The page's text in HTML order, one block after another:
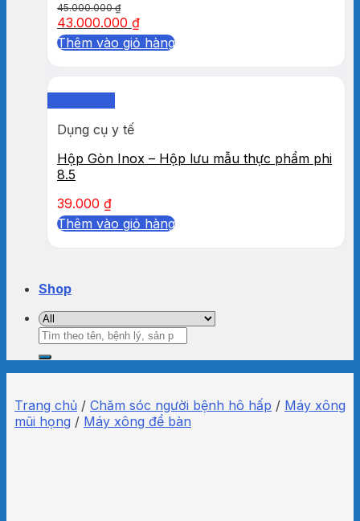
45.000.000₫
43.000.000 ₫
Thêm vào giỏ hàng
Dụng cụ y tế
Hộp Gòn Inox – Hộp lưu mẫu thực phẩm phi
8.5
39.000 ₫
Thêm vào giỏ hàng
Shop
Tìm
kiếm:
Trang chủ / Chăm sóc người bệnh hô hấp / Máy xông
mũi họng / Máy xông để bàn